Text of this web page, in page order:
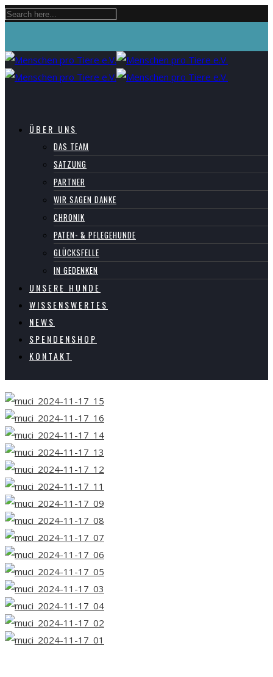
ÜBER UNS
DAS TEAM
SATZUNG
PARTNER
WIR SAGEN DANKE
CHRONIK
PATEN- & PFLEGEHUNDE
GLÜCKSFELLE
IN GEDENKEN
UNSERE HUNDE
WISSENSWERTES
NEWS
SPENDENSHOP
KONTAKT